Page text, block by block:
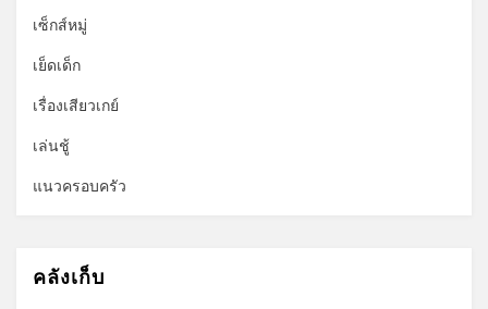
เซ็กส์หมู่
เย็ดเด็ก
เรื่องเสียวเกย์
เล่นชู้
แนวครอบครัว
คลังเก็บ